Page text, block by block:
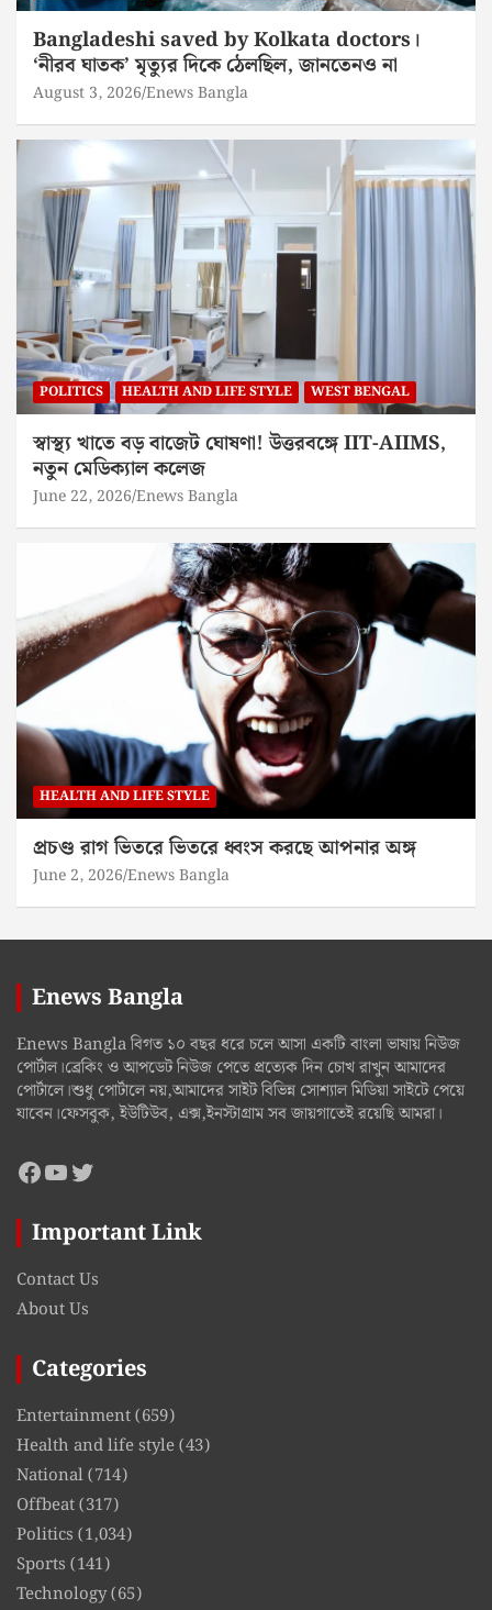
Bangladeshi saved by Kolkata doctors।
‘নীরব ঘাতক’ মৃত্যুর দিকে ঠেলছিল, জানতেনও না
August 3, 2026 Enews Bangla
POLITICS HEALTH AND LIFE STYLE WEST BENGAL
স্বাস্থ্য খাতে বড় বাজেট ঘোষণা! উত্তরবঙ্গে IIT-AIIMS,
নতুন মেডিক্যাল কলেজ
June 22, 2026 Enews Bangla
HEALTH AND LIFE STYLE
প্রচণ্ড রাগ ভিতরে ভিতরে ধ্বংস করছে আপনার অঙ্গ
June 2, 2026 Enews Bangla
Enews Bangla
Enews Bangla বিগত ১০ বছর ধরে চলে আসা একটি বাংলা ভাষায় নিউজ
পোর্টাল।ব্রেকিং ও আপডেট নিউজ পেতে প্রত্যেক দিন চোখ রাখুন আমাদের
পোর্টালে।শুধু পোর্টালে নয়,আমাদের সাইট বিভিন্ন সোশ্যাল মিডিয়া সাইটে পেয়ে
যাবেন।ফেসবুক, ইউটিউব, এক্স,ইনস্টাগ্রাম সব জায়গাতেই রয়েছি আমরা।
Facebook
YouTube
Twitter
Important Link
Contact Us
About Us
Categories
Entertainment(659)
Health and life style(43)
National(714)
Offbeat(317)
Politics (1,034)
Sports (141)
Technology(65)